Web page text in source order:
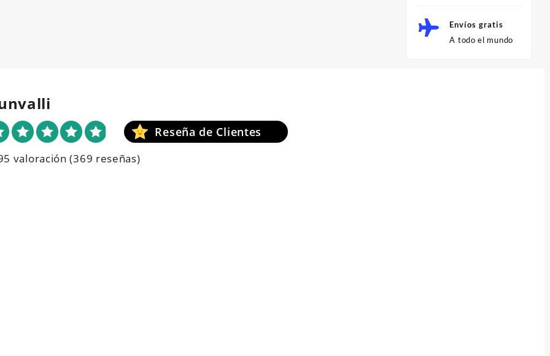
Envíos gratis
A todo el mundo
valoración (369 reseñas)